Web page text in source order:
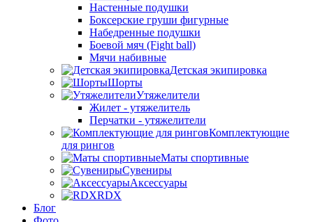
Настенные подушки
Боксерские груши фигурные
Набедренные подушки
Боевой мяч (Fight ball)
Мячи набивные
Детская экипировка
Шорты
Утяжелители
Жилет - утяжелитель
Перчатки - утяжелители
Комплектующие
для рингов
Маты спортивные
Сувениры
Аксессуары
RDX
Блог